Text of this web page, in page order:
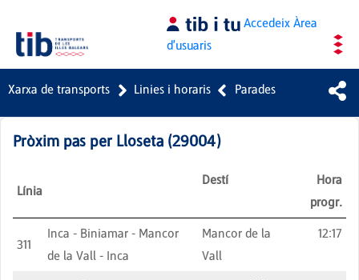
AccedeixÀrea
d'usuaris
Xarxa de transports Linies i horaris Parades
Pròxim pas per Lloseta (29004)
Línia
Destí
Hora
progr.
311
Inca - Biniamar - Mancor
de la Vall - Inca
Mancor de la
Vall
12:17